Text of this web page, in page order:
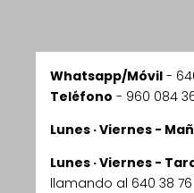
Whatsapp/Móvil -
Teléfono - 960 084
Lunes · Viernes -
Lunes · Viernes -
llamando al 640 38 76